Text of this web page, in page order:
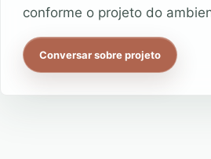
conforme o projeto do
Conversar sobre projeto